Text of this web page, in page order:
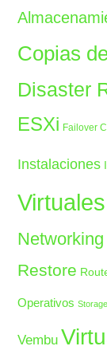
Copias
Disaster
ESXi Failover
Instalaciones
Virtuales
Networking
Restore
Operativos Storage
Vembu